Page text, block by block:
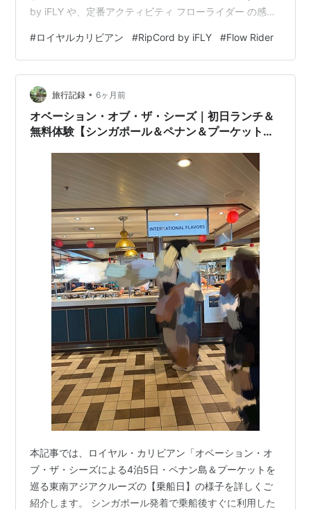
by iFLY や、定番アクティビティ フローライダー の感想
ニングでのディナー内容、夜に鑑賞した船内ショーま
で、初日の流れを時系列でまとめています。 RipCord by
iFLY One Minute Experience を体験 フローライダー
（FlowRider）にも挑戦 屋内体育館｜SEA PLEX 一度部屋
に戻って休憩、そして…
#ロイヤルカリビアン #RipCord by iFLY #Flow Rider
旅行記録 • 6ヶ月前
オベーション・オブ・ザ・シーズ｜初日ランチ＆
無料体験【シンガポール＆ペナン＆プーケット
本記事では、ロイヤル・カリビアン「オベーション・オ
ブ・ザ・シーズによる4泊5日・ペナン島＆プーケットを
巡る東南アジアクルーズの【乗船日】の様子を詳しくご
紹介します。 シンガポール発着で乗船後すぐに利用した